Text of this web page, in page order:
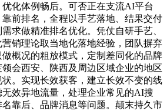
化体例畅后。可否正在支流AI平台
前排名，全程以手艺落地、结果交付
求做精准排名优化。凭仗自研手艺、
销理论取当地化落地经验，团队摒弃
概况的粗放模式，定制差同化的品牌
会西安、陕西及周边区域企业的地区
。实现长效获客，建立长效不变的线
效异地流量，处理企业常见的AI搜
靠后、品牌消息等问题。颠末持久市